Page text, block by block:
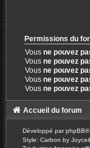
Permissions du
Vousne pouvez
Vousne pouvez
Vousne pouvez
Vousne pouvez
Vousne pouvez
Accueil du forum
Développé parphpBB®
Style: Carbon by